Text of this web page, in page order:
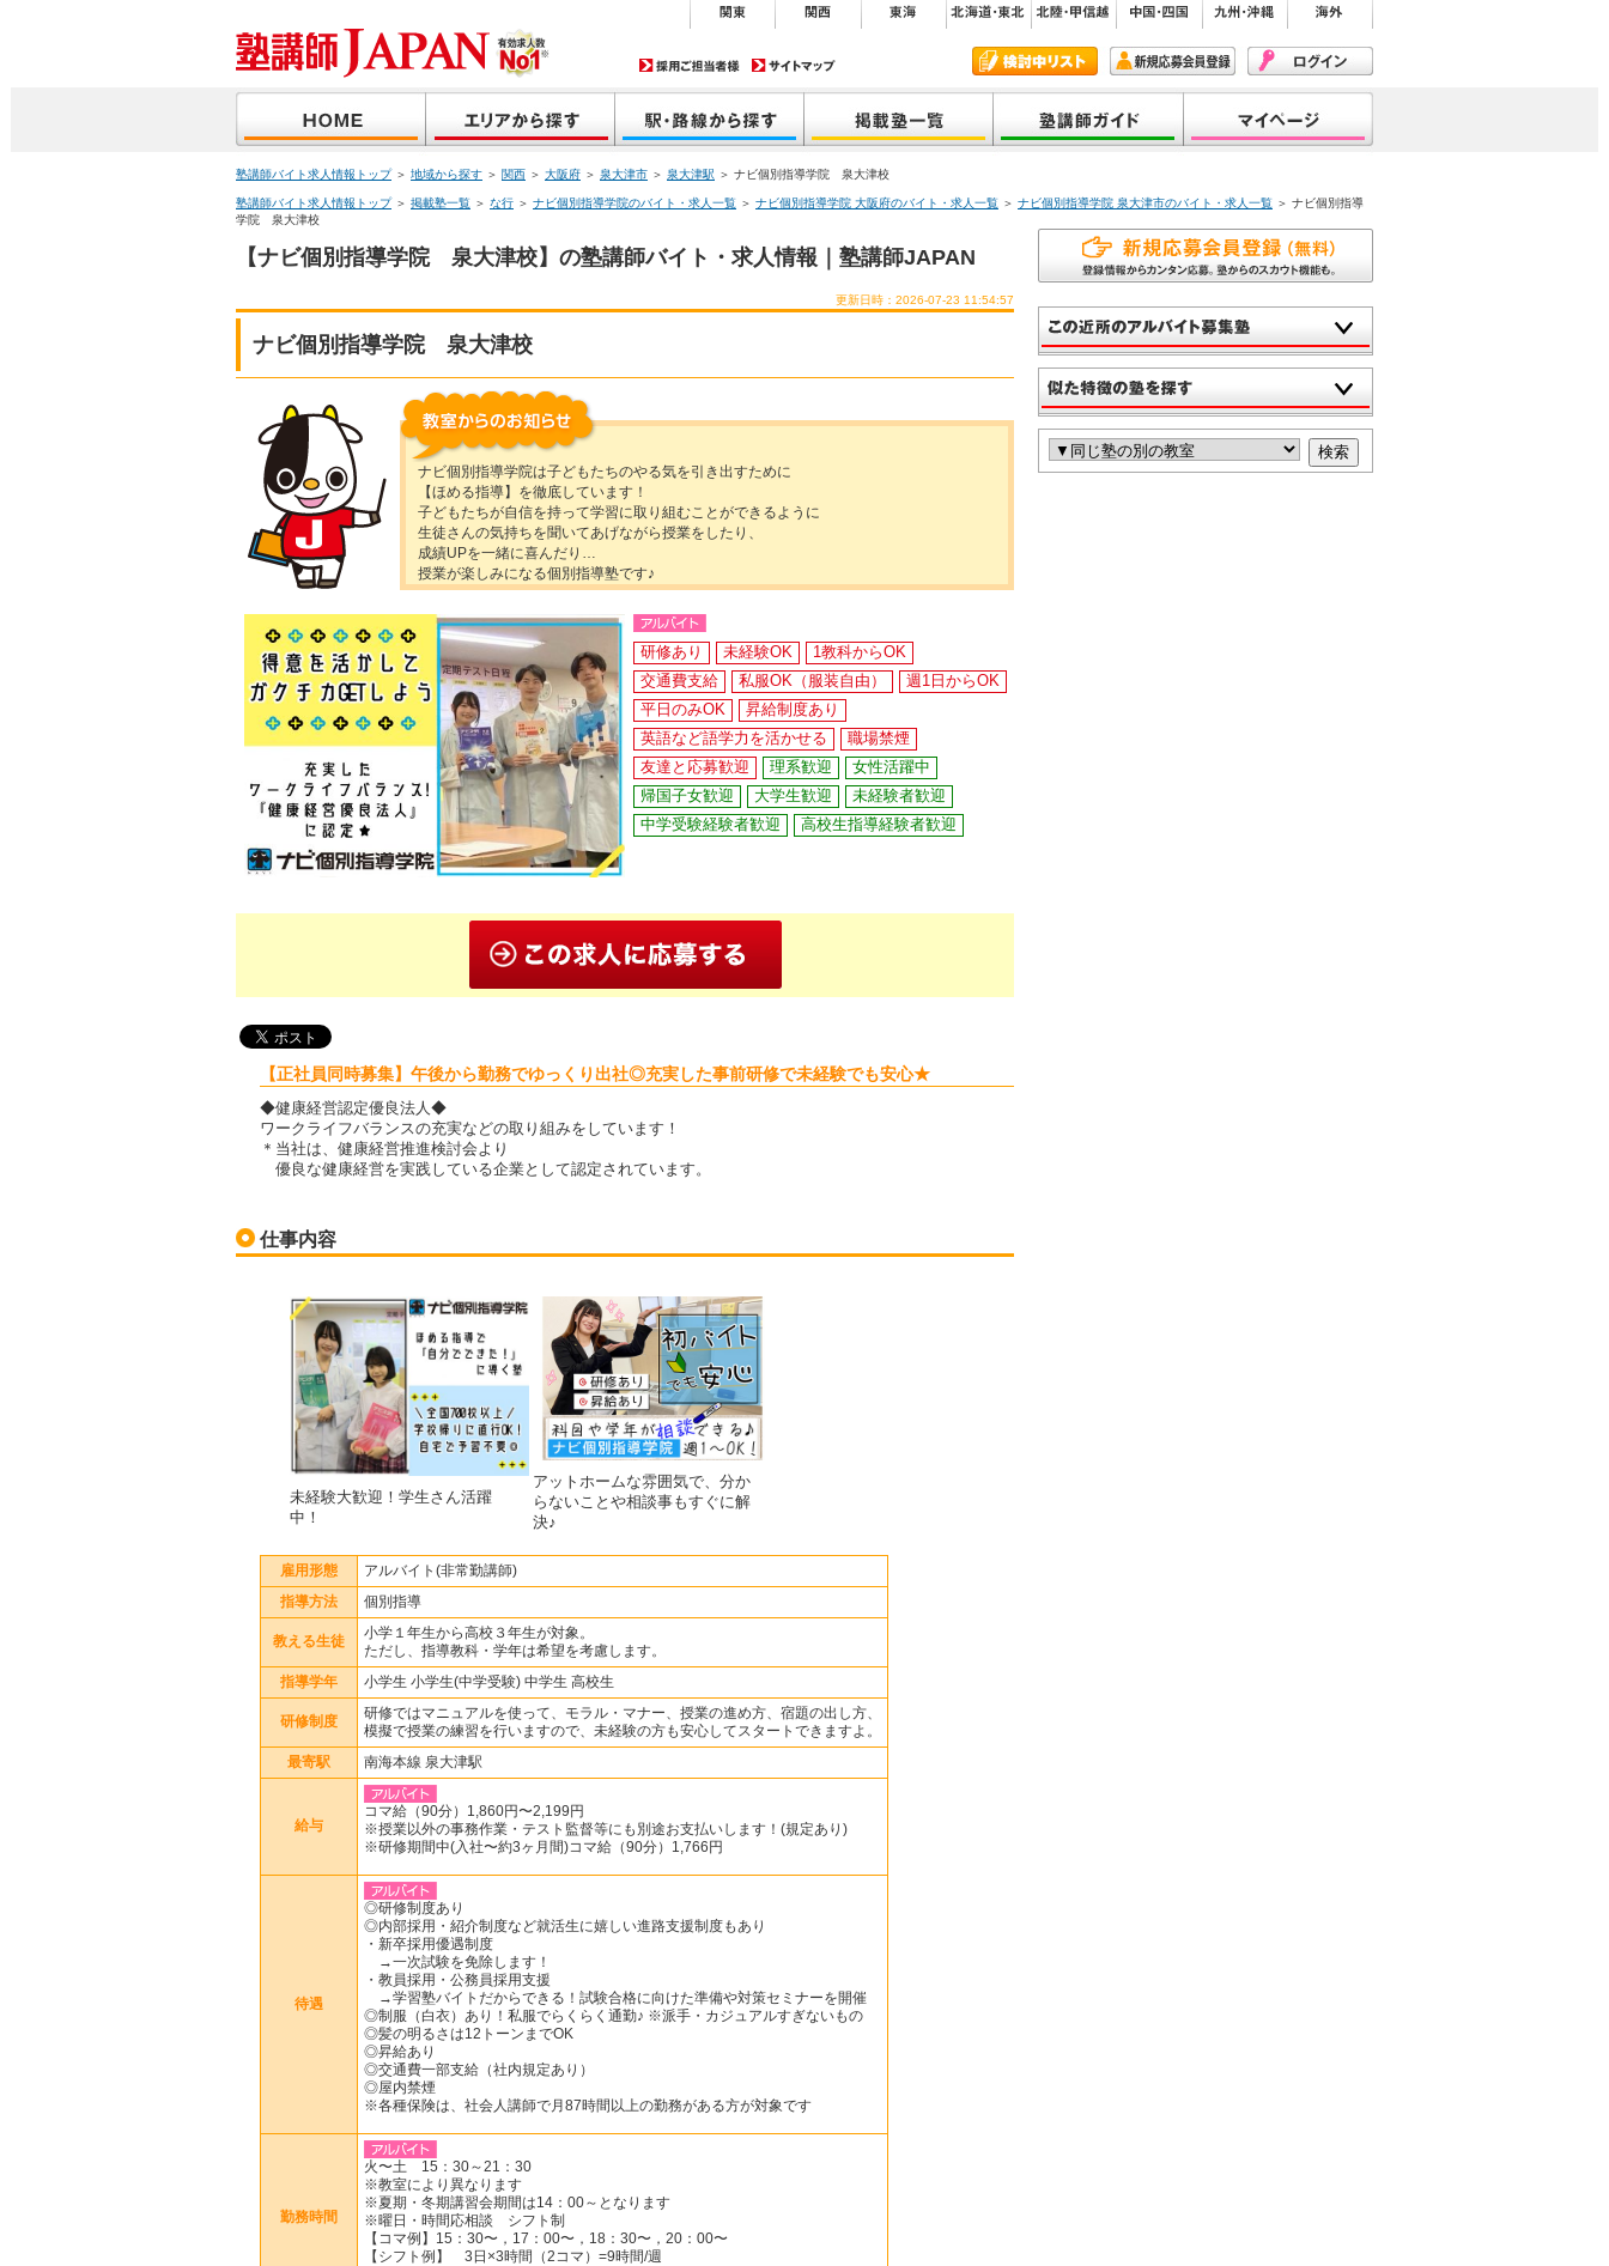
塾講師バイト求人情報トップ＞ 地域から探す ＞ 関西 ＞ 大阪府 ＞ 泉大津市 ＞ 泉大津駅 ＞ ナビ個別指導学院 泉大津校
塾講師バイト求人情報トップ＞ 掲載塾一覧 ＞ な行 ＞ ナビ個別指導学院のバイト・求人一覧 ＞ ナビ個別指導学院 大阪府のバイト・求人一覧 ＞ ナビ個別指導学院 泉大津市のバイト・求人一覧 ＞ ナビ個別指導
学院 泉大津校
【ナビ個別指導学院 泉大津校】の塾講師バイト・求人情報｜塾講師JAPAN
更新日時：2026-07-23 11:54:57
ナビ個別指導学院 泉大津校
ナビ個別指導学院は子どもたちのやる気を引き出すために
【ほめる指導】を徹底しています！
子どもたちが自信を持って学習に取り組むことができるように
生徒さんの気持ちを聞いてあげながら授業をしたり、
成績UPを一緒に喜んだり…
授業が楽しみになる個別指導塾です♪
研修あり 未経験OK
1教科からOK
交通費支給
私服OK（服装自由）
週1日からOK
平日のみOK
昇給制度あり
英語など語学力を活かせる
職場禁煙
友達と応募歓迎
理系歓迎
女性活躍中
帰国子女歓迎
大学生歓迎
未経験者歓迎
中学受験経験者歓迎
高校生指導経験者歓迎
【正社員同時募集】午後から勤務でゆっくり出社◎充実した事前研修で未経験でも安心★
◆健康経営認定優良法人◆
ワークライフバランスの充実などの取り組みをしています！
＊当社は、健康経営推進検討会より
優良な健康経営を実践している企業として認定されています。
仕事内容
未経験大歓迎！学生さん活躍
中！
アットホームな雰囲気で、分か
らないことや相談事もすぐに解
決♪
雇用形態 アルバイト(非常勤講師)
指導方法 個別指導
教える生徒
小学１年生から高校３年生が対象。
ただし、指導教科・学年は希望を考慮します。
指導学年 小学生 小学生(中学受験) 中学生 高校生
研修制度
研修ではマニュアルを使って、モラル・マナー、授業の進め方、宿題の出し方、
模擬で授業の練習を行いますので、未経験の方も安心してスタートできますよ。
最寄駅 南海本線 泉大津駅
給与
コマ給（90分）1,860円〜2,199円
※授業以外の事務作業・テスト監督等にも別途お支払いします！(規定あり)
※研修期間中(入社〜約3ヶ月間)コマ給（90分）1,766円
待遇
◎研修制度あり
◎内部採用・紹介制度など就活生に嬉しい進路支援制度もあり
・新卒採用優遇制度
→一次試験を免除します！
・教員採用・公務員採用支援
→学習塾バイトだからできる！試験合格に向けた準備や対策セミナーを開催
◎制服（白衣）あり！私服でらくらく通勤♪ ※派手・カジュアルすぎないもの
◎髪の明るさは12トーンまでOK
◎昇給あり
◎交通費一部支給（社内規定あり）
◎屋内禁煙
※各種保険は、社会人講師で月87時間以上の勤務がある方が対象です
勤務時間
火〜土 15：30～21：30
※教室により異なります
※夏期・冬期講習会期間は14：00～となります
※曜日・時間応相談 シフト制
【コマ例】15：30〜，17：00〜，18：30〜，20：00〜
【シフト例】 3日×3時間（2コマ）=9時間/週